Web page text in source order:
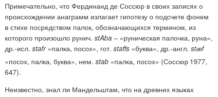
Примечательно, что Фердинанд де Соссюр в своих записях о
происхождении анаграмм излагает гипотезу о подсчете фонем
в стихе посредством палок, обозначающихся термином, из
которого произошло рунич. stAba – «руническая палочка, руна»,
др.-исл. stafr«палка, посох», гот. staffs «буква», др.-англ. stӕf
«посох, палка, буква», нем. stab «палка, посох» (Соссюр 1977,
647).
Неизвестно, знал ли Мандельштам, что на древних языках